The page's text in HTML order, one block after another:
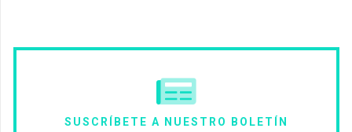
SUSCRÍBETE A NUESTRO BOLETÍN